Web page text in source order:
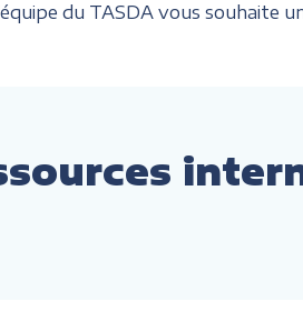
du TASDA vous souhaite